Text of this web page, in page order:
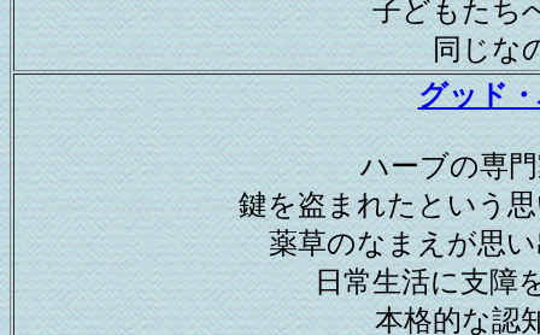
子どもたち
同じな
グッド
ハーブの専
鍵を盗まれたという
薬草のなまえが思
日常生活に支障
本格的な認